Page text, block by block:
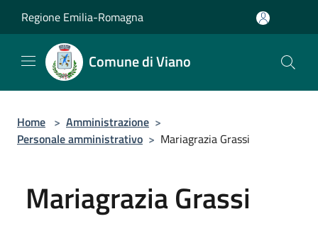
Regione Emilia-Romagna
Comune di Viano
Home > Amministrazione >
Personale amministrativo > Mariagrazia Grassi
Mariagrazia Grassi